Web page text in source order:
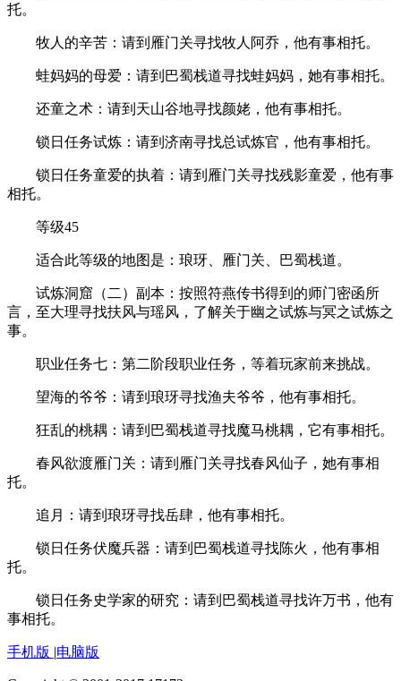
托。
牧人的辛苦：请到雁门关寻找牧人阿乔，他有事相托。
蛙妈妈的母爱：请到巴蜀栈道寻找蛙妈妈，她有事相托。
还童之术：请到天山谷地寻找颜姥，他有事相托。
锁日任务试炼：请到济南寻找总试炼官，他有事相托。
锁日任务童爱的执着：请到雁门关寻找残影童爱，他有事
相托。
等级45
适合此等级的地图是：琅玡、雁门关、巴蜀栈道。
试炼洞窟（二）副本：按照符燕传书得到的师门密函所
言，至大理寻找扶风与瑶风，了解关于幽之试炼与冥之试炼之
事。
职业任务七：第二阶段职业任务，等着玩家前来挑战。
望海的爷爷：请到琅玡寻找渔夫爷爷，他有事相托。
狂乱的桃耦：请到巴蜀栈道寻找魔马桃耦，它有事相托。
春风欲渡雁门关：请到雁门关寻找春风仙子，她有事相
托。
追月：请到琅玡寻找岳肆，他有事相托。
锁日任务伏魔兵器：请到巴蜀栈道寻找陈火，他有事相
托。
锁日任务史学家的研究：请到巴蜀栈道寻找许万书，他有
事相托。
手机版 |电脑版